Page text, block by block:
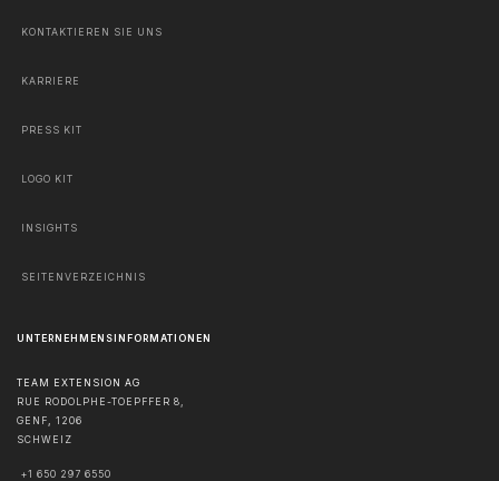
KONTAKTIEREN SIE UNS
KARRIERE
PRESS KIT
LOGO KIT
INSIGHTS
SEITENVERZEICHNIS
UNTERNEHMENSINFORMATIONEN
TEAM EXTENSION AG
RUE RODOLPHE-TOEPFFER 8,
GENF
1206
SCHWEIZ
+1 650 297 6550